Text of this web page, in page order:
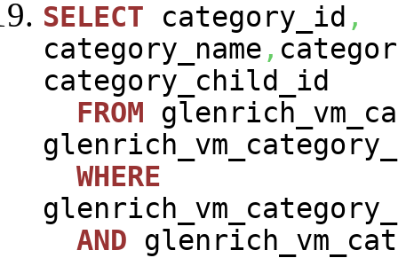
SELECT category_id ,
category_name ,
category_child_id
FROM
WHERE
AND